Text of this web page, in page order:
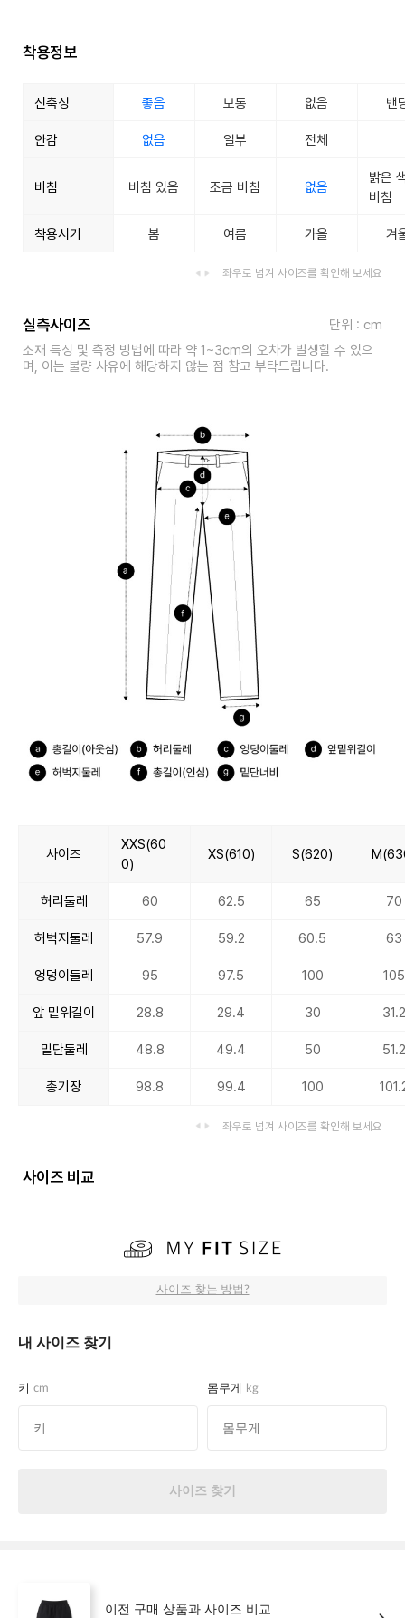
착용정보
신축성 좋음 보통 없음 밴
안감 없음 일부 전체
비침 비침 있음 조금 비침 없음
밝은
비침
착용시기 봄 여름 가을 겨
좌우로 넘겨 사이즈를 확인해 보세요
실측사이즈
단위 : cm
소재 특성 및 측정 방법에 따라 약 1~3cm의 오차가 발생할 수 있으
며, 이는 불량 사유에 해당하지 않는 점 참고 부탁드립니다.
사이즈
XXS(60
0)
XS(610) S(620)
허리둘레 60 62.5 65 70
허벅지둘레 57.9 59.2 60.5 63
엉덩이둘레 95 97.5 100 105
앞 밑위길이 28.8 29.4 30 31.2
밑단둘레 48.8 49.4 50 51.2
총기장 98.8 99.4 100
좌우로 넘겨 사이즈를 확인해 보세요
사이즈 비교